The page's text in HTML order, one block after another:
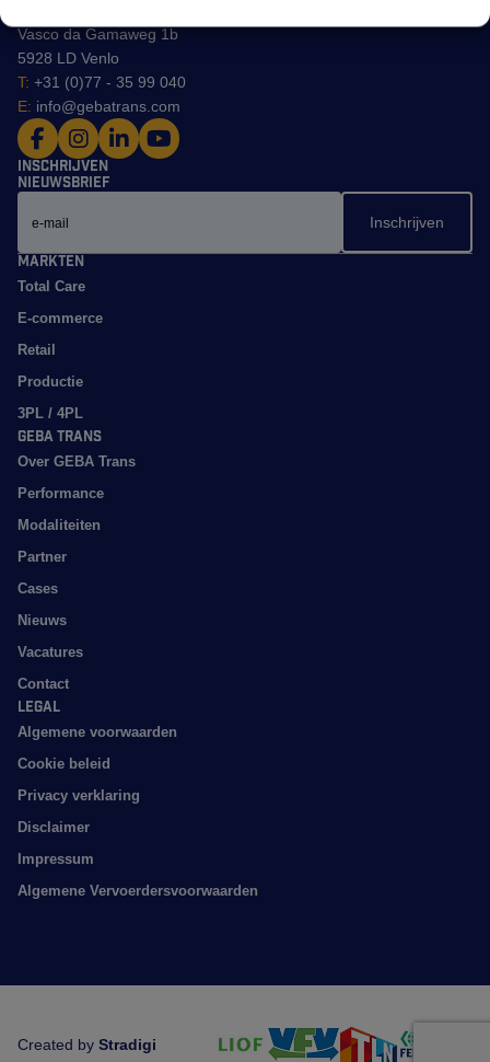
Vasco da Gamaweg 1b
5928 LD Venlo
T: +31 (0)77 - 35 99 040
E: info@gebatrans.com
Markten
Total Care
E-commerce
Retail
Productie
3PL / 4PL
GEBA Trans
Over GEBA Trans
Performance
Modaliteiten
Partner
Cases
Nieuws
Vacatures
Contact
Legal
Algemene voorwaarden
Cookie beleid
Privacy verklaring
Disclaimer
Impressum
Algemene Vervoerdersvoorwaarden
Inschrijven
nieuwsbrief
Email
Created by Stradigi